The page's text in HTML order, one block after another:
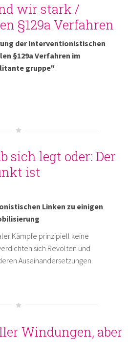
wir stark /
§129a Verfahren
der Interventionistischen
§129a Verfahren im
gruppe"
sich legt oder: Der
ist
Linken zu einigen
Kämpfe prinzipiell keine
sich Revolten und
Auseinandersetzungen.
Windungen, aber